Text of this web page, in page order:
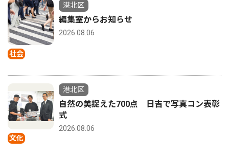
社会
港北区
編集室からお知らせ
2026.08.06
文化
港北区
自然の美捉えた700点 日吉で写真コン表彰
式
2026.08.06